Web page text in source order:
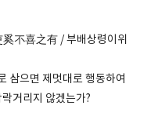
不喜之有 / 부배상령이위
삼으면 제멋대로 행동하여
거리지 않겠는가?